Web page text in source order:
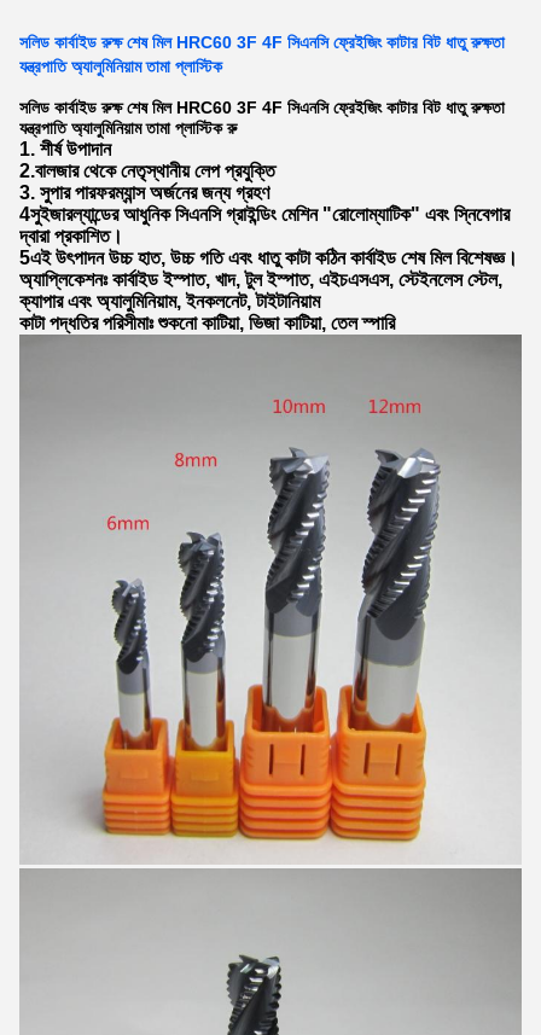
সলিড কার্বাইড রুক্ষ শেষ মিল HRC60 3F 4F সিএনসি ফ্রেইজিং কাটার বিট ধাতু রুক্ষতা
যন্ত্রপাতি অ্যালুমিনিয়াম তামা প্লাস্টিক
সলিড কার্বাইড রুক্ষ শেষ মিল HRC60 3F 4F সিএনসি ফ্রেইজিং কাটার বিট ধাতু রুক্ষতা
যন্ত্রপাতি অ্যালুমিনিয়াম তামা প্লাস্টিক রু
1. শীর্ষ উপাদান
2.বালজার থেকে নেতৃস্থানীয় লেপ প্রযুক্তি
3. সুপার পারফরম্যান্স অর্জনের জন্য গ্রহণ
4সুইজারল্যান্ডের আধুনিক সিএনসি গ্রাইন্ডিং মেশিন "রোলোম্যাটিক" এবং স্নিবেগার
দ্বারা প্রকাশিত।
5এই উৎপাদন উচ্চ হাত, উচ্চ গতি এবং ধাতু কাটা কঠিন কার্বাইড শেষ মিল বিশেষজ্ঞ।
অ্যাপ্লিকেশনঃ কার্বাইড ইস্পাত, খাদ, টুল ইস্পাত, এইচএসএস, স্টেইনলেস স্টেল,
ক্যাপার এবং অ্যালুমিনিয়াম, ইনকলনেট, টাইটানিয়াম
কাটা পদ্ধতির পরিসীমাঃ শুকনো কাটিয়া, ভিজা কাটিয়া, তেল স্পারি